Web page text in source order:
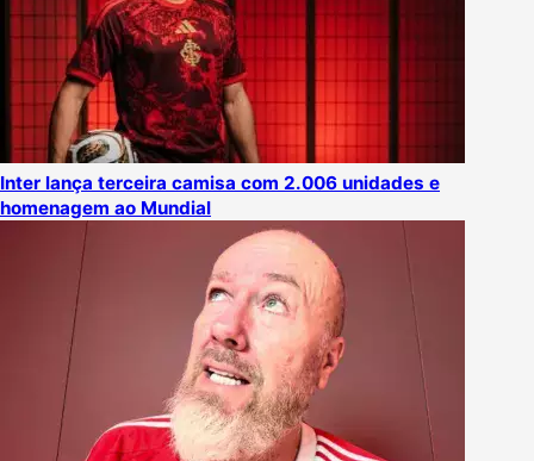
Inter lança terceira camisa com 2.006 unidades e
homenagem ao Mundial